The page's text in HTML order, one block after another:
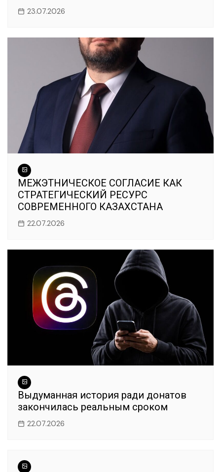
23.07.2026
МЕЖЭТНИЧЕСКОЕ СОГЛАСИЕ КАК
СТРАТЕГИЧЕСКИЙ РЕСУРС
СОВРЕМЕННОГО КАЗАХСТАНА
22.07.2026
Выдуманная история ради донатов
закончилась реальным сроком
22.07.2026